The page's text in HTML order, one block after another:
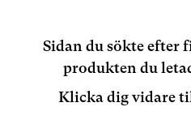
Sidan du sökte efter
produkten du
Klicka dig vidare